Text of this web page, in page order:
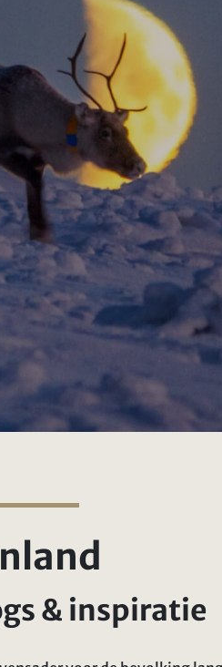
& inspiratie